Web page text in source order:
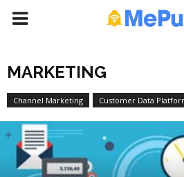
MARKETING
Channel Marketing Customer Data